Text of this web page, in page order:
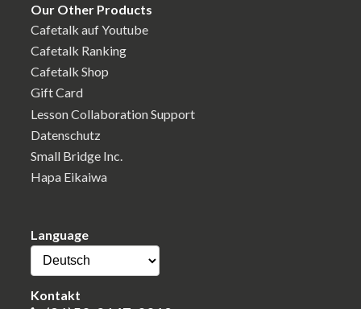
Our Other Products
Cafetalk auf Youtube
Cafetalk Ranking
Cafetalk Shop
Gift Card
Lesson Collaboration Support
Datenschutz
Small Bridge Inc.
Hapa Eikaiwa
Language
Kontakt